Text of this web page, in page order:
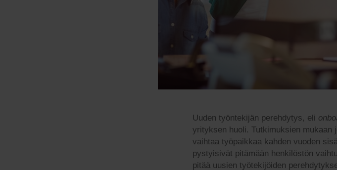
Uuden työntekijän perehdytys, eli
yrityksen huoli. Tutkimuksien mukaan
vaihtaa työpaikkaa kahden vuoden
pystyisivät pitämään henkilöstön
pitää uusien työtekijöiden